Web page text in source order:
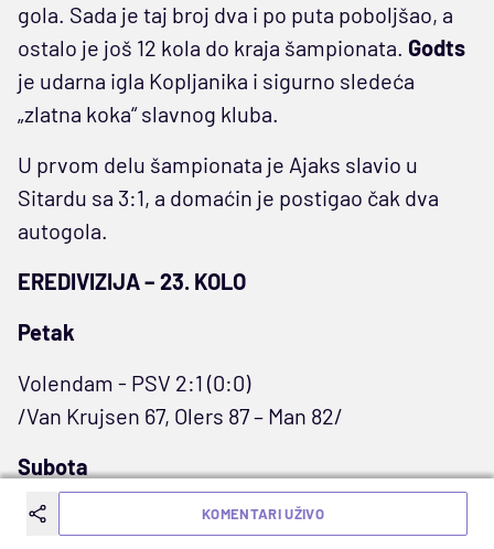
gola. Sada je taj broj dva i po puta poboljšao, a
ostalo je još 12 kola do kraja šampionata. Godts
je udarna igla Kopljanika i sigurno sledeća
„zlatna koka“ slavnog kluba.
U prvom delu šampionata je Ajaks slavio u
Sitardu sa 3:1, a domaćin je postigao čak dva
autogola.
EREDIVIZIJA – 23. KOLO
Petak
Volendam - PSV 2:1 (0:0)
/Van Krujsen 67, Olers 87 – Man 82/
Subota
16.30: (2,75) Herakles (3,35) NAC Breda (2,55)
KOMENTARI UŽIVO